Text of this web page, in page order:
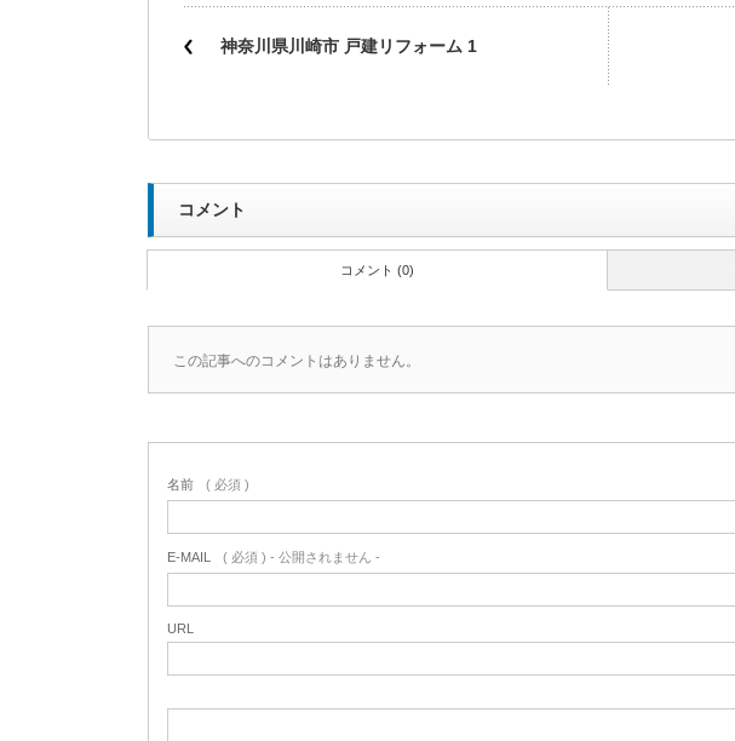
神奈川県川崎市 戸建リフォーム 1
コメント
コメント (0)
この記事へのコメントはありません。
名前 ( 必須 )
E-MAIL ( 必須 ) - 公開されません -
URL